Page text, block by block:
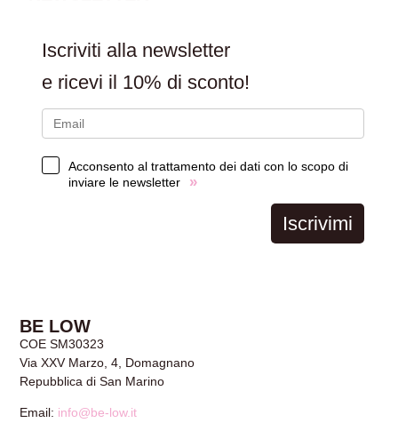
LEGGI TUTTO
Iscriviti alla newsletter
e ricevi il 10% di sconto!
Acconsento al trattamento dei dati con lo scopo di
inviare le newsletter
»
Iscrivimi
BE LOW
COE SM30323
Via XXV Marzo, 4, Domagnano
Repubblica di San Marino
Email: info@be-low.it